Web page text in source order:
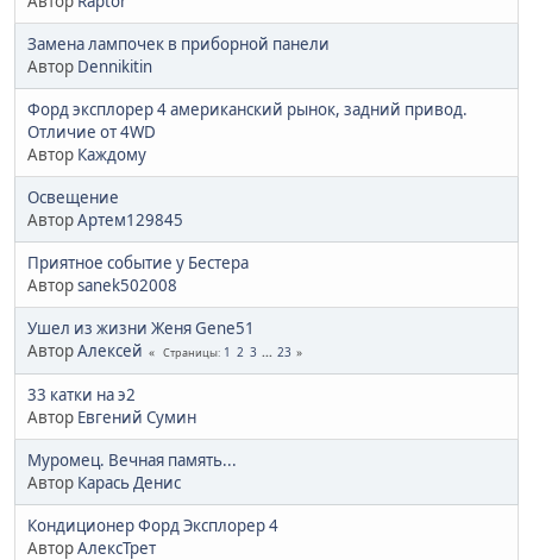
Замена лампочек в приборной панели
Автор Dennikitin
Форд эксплорер 4 американский рынок, задний привод.
Отличие от 4WD
Автор Каждому
Освещение
АвторАртем129845
Приятное событие у Бестера
Авторsanek502008
Ушел из жизни Женя Gene51
АвторАлексей Страницы 1 2 3 ... 23
33 катки на э2
Автор Евгений Сумин
Муромец. Вечная память...
Автор Карась Денис
Кондиционер Форд Эксплорер 4
АвторАлексТрет